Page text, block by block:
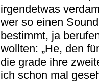
irgendetwas
wer so einen
bestimmt, ja
wollten: „He, den
die grade ihre
ich schon mal